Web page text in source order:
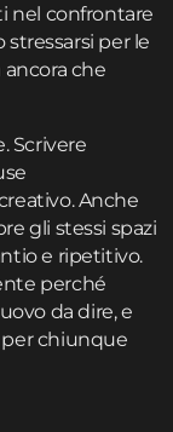
nel confrontare
stressarsi per le
che
Scrivere
Anche
gli stessi spazi
e ripetitivo.
perché
da dire, e
chiunque